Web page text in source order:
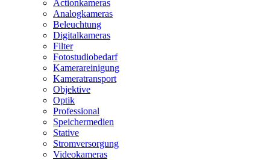
Actionkameras
Analogkameras
Beleuchtung
Digitalkameras
Filter
Fotostudiobedarf
Kamerareinigung
Kameratransport
Objektive
Optik
Professional
Speichermedien
Stative
Stromversorgung
Videokameras